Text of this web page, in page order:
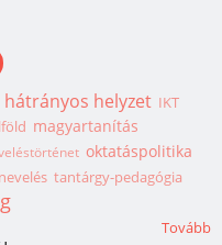
hátrányos helyzet IKT
magyartanítás
oktatáspolitika
tantárgy-pedagógia
Tovább